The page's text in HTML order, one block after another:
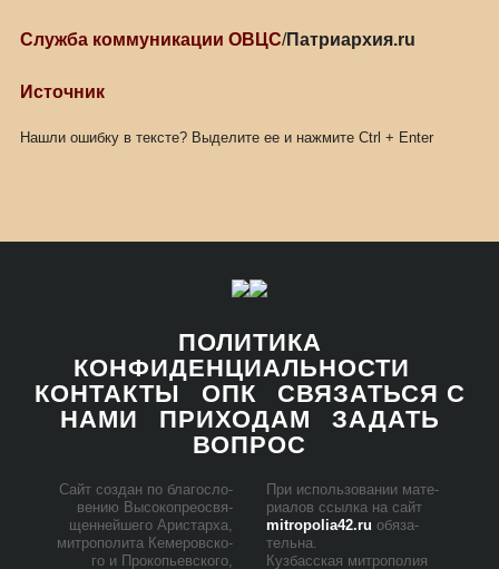
Служба коммуникации ОВЦС/Патриархия.ru
Источник
Нашли ошибку в тексте? Выделите ее и нажмите Ctrl + Enter
ПОЛИТИКА
КОНФИДЕНЦИАЛЬНОСТИ
КОНТАКТЫ
ОПК
СВЯЗАТЬСЯ С
НАМИ
ПРИХОДАМ
ЗАДАТЬ
ВОПРОС
Сайт со­здан по бла­го­сло­
ве­нию Вы­со­ко­прео­свя­
щен­ней­ше­го Ари­стар­ха,
мит­ро­по­ли­та Ке­ме­ров­ско­
го и Про­ко­пьев­ско­го,
При ис­поль­зо­ва­нии ма­те­
ри­а­лов ссыл­ка на сайт
mitropolia42.ru обя­за­
тель­на.
Куз­бас­ская мит­ро­по­лия